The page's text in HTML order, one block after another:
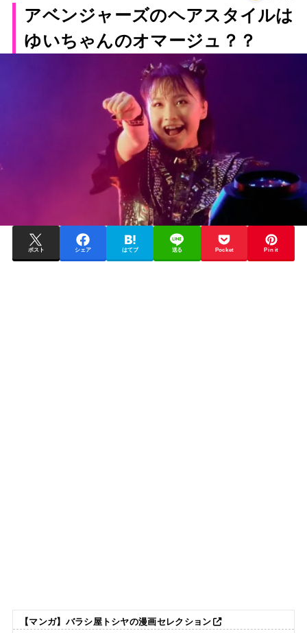
アベンジャーズのヘアスタイルは
ゆいちゃんのオマージュ？？
ポスト シェア はてブ 送る Pocket Pin it
【マンガ】バラシ屋トシヤの漫画セレクション